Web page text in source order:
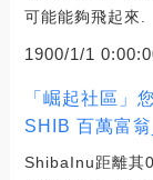
可能能夠飛起來.
1900/1/1
「崛起社區」
SHIB 百萬富翁
ShibaInu距離其